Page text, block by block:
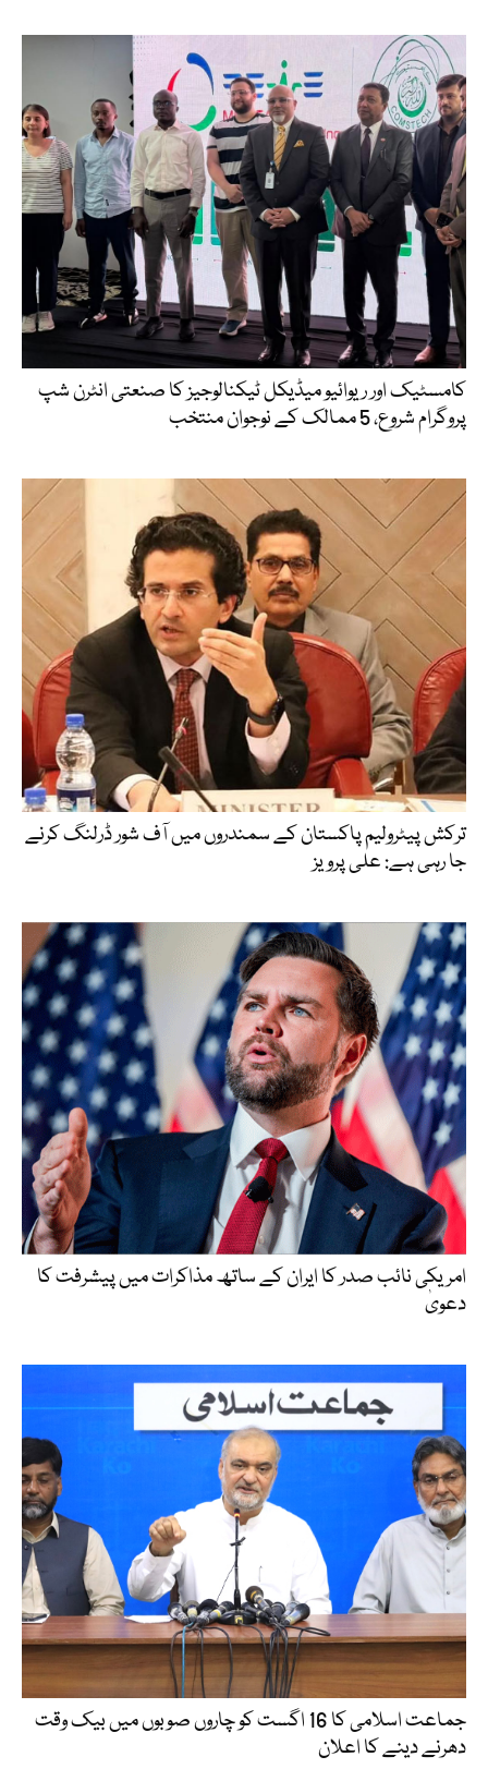
کامسٹیک اور ریوائیو میڈیکل ٹیکنالوجیز کا صنعتی انٹرن شپ
پروگرام شروع، 5 ممالک کے نوجوان منتخب
ترکش پیٹرولیم پاکستان کے سمندروں میں آف شور ڈرلنگ کرنے
جا رہی ہے: علی پرویز
امریکی نائب صدر کا ایران کے ساتھ مذاکرات میں پیشرفت کا
دعویٰ
جماعت اسلامی کا 16 اگست کو چاروں صوبوں میں بیک وقت
دھرنے دینے کا اعلان